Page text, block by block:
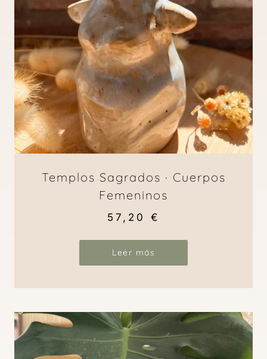
Templos Sagrados · Cuerpos
Femeninos
57,20 €
Leer más